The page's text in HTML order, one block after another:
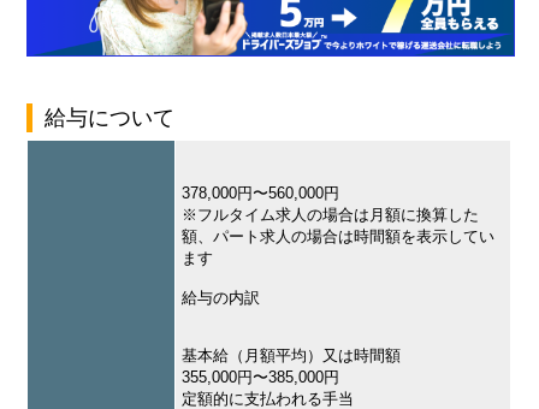
給与について
378,000円〜560,000円
※フルタイム求人の場合は月額に換算した
額、パート求人の場合は時間額を表示してい
ます
給与の内訳
基本給（月額平均）又は時間額
355,000円〜385,000円
定額的に支払われる手当